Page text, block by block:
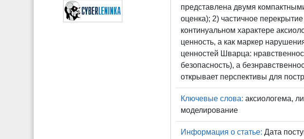
представлена двумя
оценка); 2) частичное
континуальном характере
ценность, а как маркер
ценностей Шварца:
безопасность), а
открывает перспективы для
Ключевые слова: аксиологема,
моделирование
Информация о статье: Дата